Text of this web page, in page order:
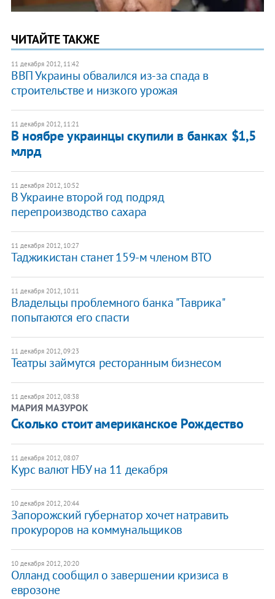
ЧИТАЙТЕ ТАКЖЕ
11 декабря 2012, 11:42
ВВП Украины обвалился из-за спада в
строительстве и низкого урожая
11 декабря 2012, 11:21
В ноябре украинцы скупили в банках $1,5
млрд
11 декабря 2012, 10:52
В Украине второй год подряд
перепроизводство сахара
11 декабря 2012, 10:27
Таджикистан станет 159-м членом ВТО
11 декабря 2012, 10:11
Владельцы проблемного банка "Таврика"
попытаются его спасти
11 декабря 2012, 09:23
Театры займутся ресторанным бизнесом
11 декабря 2012, 08:38
МАРИЯ МАЗУРОК
Сколько стоит американское Рождество
11 декабря 2012, 08:07
Курс валют НБУ на 11 декабря
10 декабря 2012, 20:44
Запорожский губернатор хочет натравить
прокуроров на коммунальщиков
10 декабря 2012, 20:20
Олланд сообщил о завершении кризиса в
еврозоне